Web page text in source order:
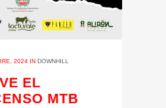
2024 IN DOWNHILL
EL
MTB